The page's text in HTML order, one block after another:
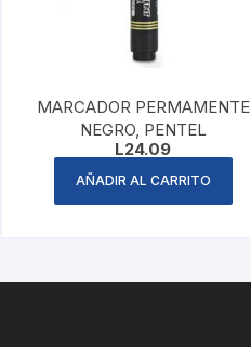
MARCADOR PERMAMENTE
NEGRO, PENTEL
L24.09
AÑADIR AL CARRITO